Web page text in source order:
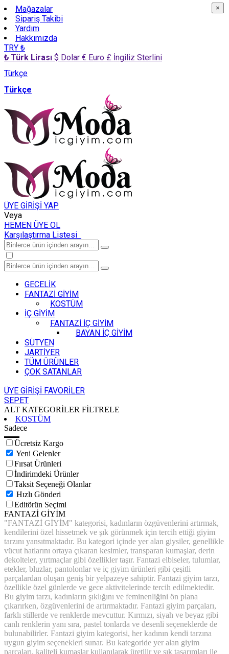
Mağazalar
Sipariş Takibi
Yardım
Hakkımızda
TRY ₺
₺ Türk Lirası $ Dolar € Euro £ İngiliz Sterlini
Türkçe
Türkçe
ÜYE GİRİŞİ YAP
Veya
HEMEN ÜYE OL
Karşılaştırma Listesi
GECELİK
FANTAZİ GİYİM
KOSTÜM
İÇ GİYİM
FANTAZİ İÇ GİYİM
BAYAN İÇ GİYİM
SÜTYEN
JARTİYER
TÜM ÜRÜNLER
ÇOK SATANLAR
ÜYE GİRİŞİ FAVORİLER
SEPET
ALT KATEGORİLER FİLTRELE
KOSTÜM
Sadece
Ücretsiz Kargo
Yeni Gelenler
Fırsat Ürünleri
İndirimdeki Ürünler
Taksit Seçeneği Olanlar
Hızlı Gönderi
Editörün Seçimi
FANTAZİ GİYİM
"FANTAZİ GİYİM" kategorisi, kadınların özgüvenlerini artırmak,
kendilerini özel hissetmek ve şık görünmek için tercih ettiği giyim
tarzını yansıtmaktadır. Bu kategori içinde yer alan giysiler, genellikle
vücut hatlarını ortaya çıkaran kesimler, transparan kumaşlar, derin
dekolteler, yırtmaçlar gibi özellikler taşır. Fantazi elbiseler, tulumlar,
etekler, bluzlar, pantolonlar ve iç giyim ürünleri gibi çeşitli
parçalardan oluşan geniş bir yelpazeye sahiptir. Fantazi giyim tarzı,
özellikle özel günlerde ve gece aktivitelerinde tercih edilmektedir.
Bu giyim tarzı, kadınların şıklığını ve feminenliğini ön plana
çıkarırken, özgüvenlerini de artırmaktadır. Fantazi giyim parçaları,
farklı stillerde ve renklerde mevcuttur. Kırmızı, siyah ve beyaz gibi
canlı renklerin yanı sıra, pastel tonlarda ve desenli seçeneklerde de
bulunabilirler. Fantazi giyim kategorisi, her kadının kendi tarzına
uygun giyim seçenekleri sunar. Bu kategoride yer alan giyim
parçaları, kaliteli kumaşlar kullanılarak üretilir ve şık tasarımları ile
×
×